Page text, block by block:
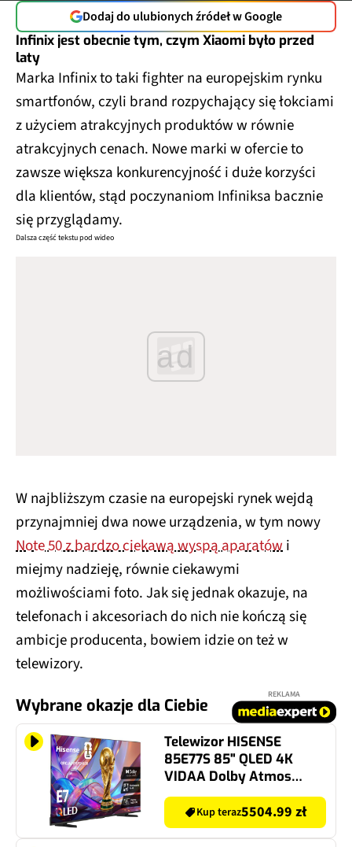
Dodaj do ulubionych źródeł w Google
Infinix jest obecnie tym, czym Xiaomi było przed
laty
Marka Infinix to taki fighter na europejskim rynku
smartfonów, czyli brand rozpychający się łokciami
z użyciem atrakcyjnych produktów w równie
atrakcyjnych cenach. Nowe marki w ofercie to
zawsze większa konkurencyjność i duże korzyści
dla klientów, stąd poczynaniom Infiniksa bacznie
się przyglądamy.
Dalsza część tekstu pod wideo
ad
W najbliższym czasie na europejski rynek wejdą
przynajmniej dwa nowe urządzenia, w tym nowy
Note 50 z bardzo ciekawą wyspą aparatówi
miejmy nadzieję, równie ciekawymi
możliwościami foto. Jak się jednak okazuje, na
telefonach i akcesoriach do nich nie kończą się
ambicje producenta, bowiem idzie on też w
telewizory.
Wybrane okazje dla Ciebie
REKLAMA
Telewizor HISENSE
85E77S 85" QLED 4K
VIDAA Dolby Atmos
Dolby Vision HDMI 2.1
Kup teraz5504.99 zł